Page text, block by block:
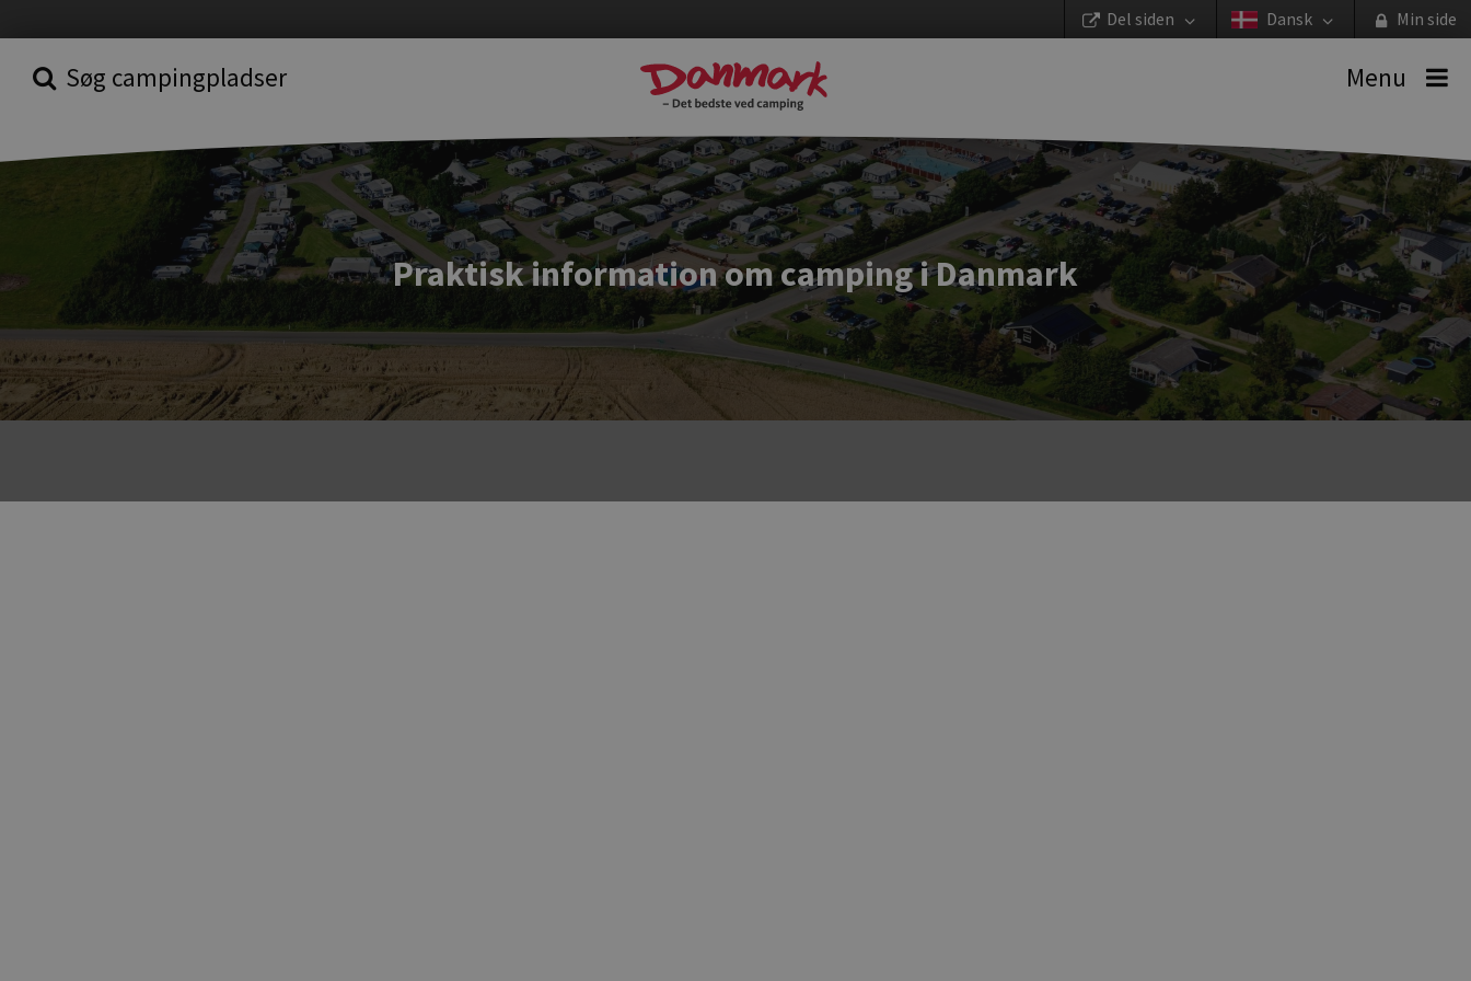
Min side
Dansk
Del siden
Søg campingpladser Menu
Praktisk information om camping i Danmark